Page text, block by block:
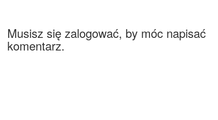
Musisz się zalogować, by móc napisać
komentarz.